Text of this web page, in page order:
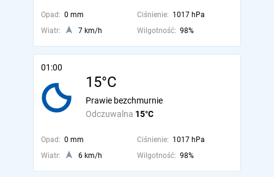
Opad: 0 mm Ciśnienie: 1017 hPa
Wiatr:
7 km/h Wilgotność: 98%
01:00
15°C
Odczuwalna 15°C
Prawie bezchmurnie
Opad: 0 mm Ciśnienie: 1017 hPa
Wiatr:
6 km/h Wilgotność: 98%